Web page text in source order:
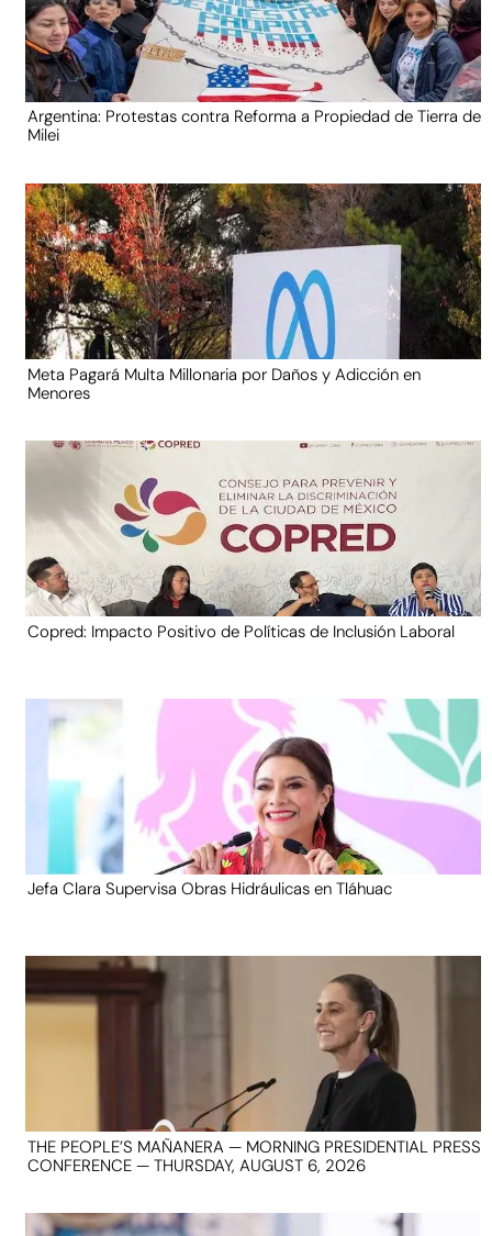
Argentina: Protestas contra Reforma a Propiedad de Tierra de
Milei
Meta Pagará Multa Millonaria por Daños y Adicción en
Menores
Copred: Impacto Positivo de Políticas de Inclusión Laboral
Jefa Clara Supervisa Obras Hidráulicas en Tláhuac
THE PEOPLE’S MAÑANERA — MORNING PRESIDENTIAL PRESS
CONFERENCE — THURSDAY, AUGUST 6, 2026